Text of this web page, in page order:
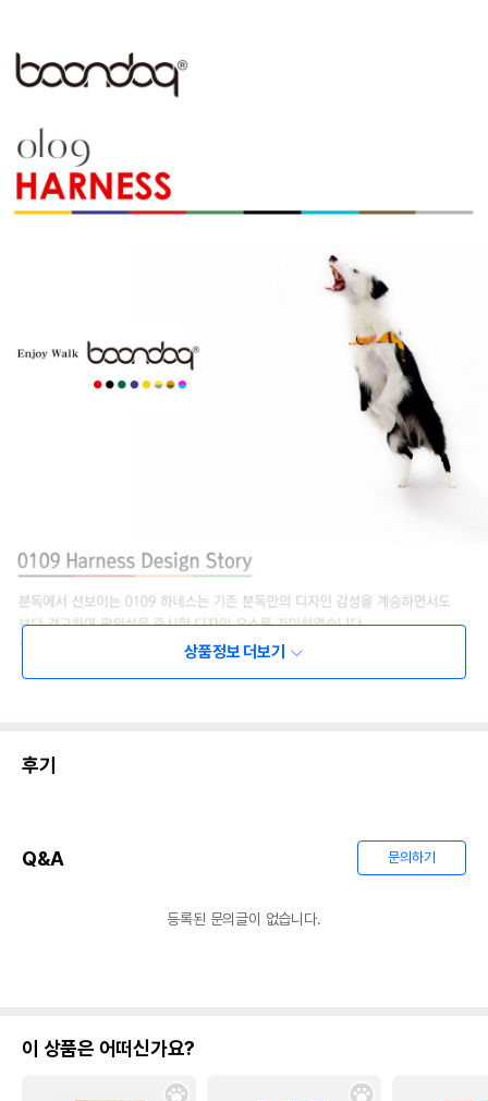
상품정보 더보기
후기
Q&A 문의하기
등록된 문의글이 없습니다.
이 상품은 어떠신가요?